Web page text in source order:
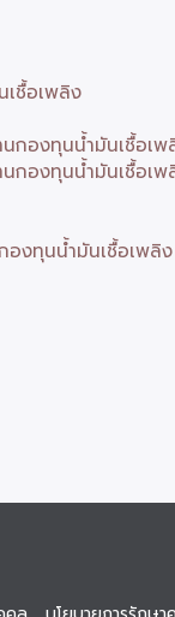
เชื้อเพลิง
นกองทุนน้ำมันเชื้อเพ
นกองทุนน้ำมันเชื้อเพ
องทุนน้ำมันเชื้อเพลิง